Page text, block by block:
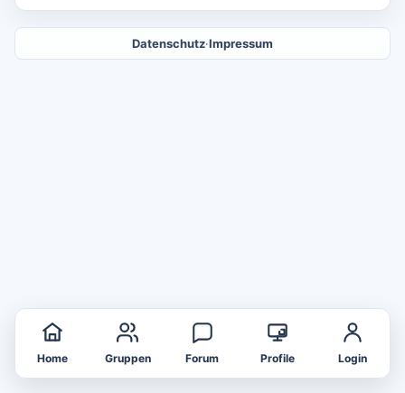
Datenschutz·Impressum
Home Gruppen Forum Profile Login